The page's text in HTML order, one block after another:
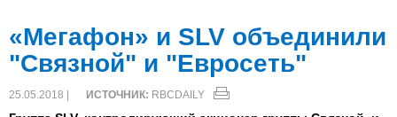
«Мегафон» и SLV объединили
"Связной" и "Евросеть"
25.05.2018 | ИСТОЧНИК: RBCDAILY